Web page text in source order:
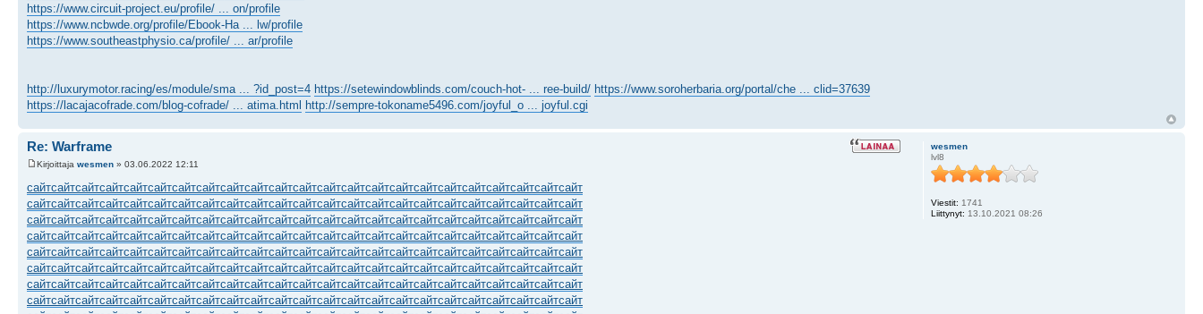
https://www.circuit-project.eu/profile/ ... on/profile
https://www.ncbwde.org/profile/Ebook-Ha ... lw/profile
https://www.southeastphysio.ca/profile/ ... ar/profile
http://luxurymotor.racing/es/module/sma ... ?id_post=4 https://setewindowblinds.com/couch-hot- ... ree-build/ https://www.soroherbaria.org/portal/che ... clid=37639
https://lacajacofrade.com/blog-cofrade/ ... atima.html
http://sempre-tokoname5496.com/joyful_o ... joyful.cgi
Re: Warframe
Kirjoittaja wesmen » 03.06.2022 12:11
сайтсайтсайтсайтсайтсайтсайтсайтсайтсайтсайтсайтсайтсайтсайтсайтсайтсайтсайтсайтсайтсайтсайт
сайтсайтсайтсайтсайтсайтсайтсайтсайтсайтсайтсайтсайтсайтсайтсайтсайтсайтсайтсайтсайтсайтсайт
сайтсайтсайтсайтсайтсайтсайтсайтсайтсайтсайтсайтсайтсайтсайтсайтсайтсайтсайтсайтсайтсайтсайт
сайтсайтсайтсайтсайтсайтсайтсайтсайтсайтсайтсайтсайтсайтсайтсайтсайтсайтсайтсайтсайтсайтсайт
сайтсайтсайтсайтсайтсайтсайтсайтсайтсайтсайтсайтсайтсайтсайтсайтсайтсайтсайтсайтсайтсайтсайт
сайтсайтсайтсайтсайтсайтсайтсайтсайтсайтсайтсайтсайтсайтсайтсайтсайтсайтсайтсайтсайтсайтсайт
сайтсайтсайтсайтсайтсайтсайтсайтсайтсайтсайтсайтсайтсайтсайтсайтсайтсайтсайтсайтсайтсайтсайт
сайтсайтсайтсайтсайтсайтсайтсайтсайтсайтсайтсайтсайтсайтсайтсайтсайтсайтсайтсайтсайтсайтсайт
wesmen
lvl8
Viestit: 1741
Liittynyt: 13.10.2021 08:26